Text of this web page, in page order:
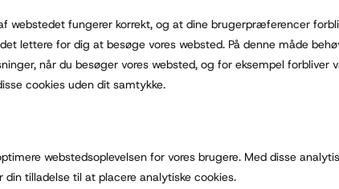
webstedet fungerer korrekt, og at dine brugerpræferencer
lettere for dig at besøge vores websted. På denne måde
når du besøger vores websted, og for eksempel forbliver
cookies uden dit samtykke.
webstedsoplevelsen for vores brugere. Med disse
tilladelse til at placere analytiske cookies.